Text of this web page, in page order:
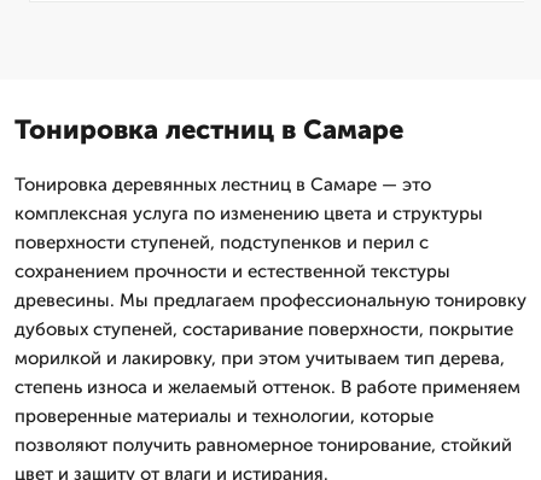
Тонировка лестниц в Самаре
Тонировка деревянных лестниц в Самаре — это
комплексная услуга по изменению цвета и структуры
поверхности ступеней, подступенков и перил с
сохранением прочности и естественной текстуры
древесины. Мы предлагаем профессиональную тонировку
дубовых ступеней, состаривание поверхности, покрытие
морилкой и лакировку, при этом учитываем тип дерева,
степень износа и желаемый оттенок. В работе применяем
проверенные материалы и технологии, которые
позволяют получить равномерное тонирование, стойкий
цвет и защиту от влаги и истирания.